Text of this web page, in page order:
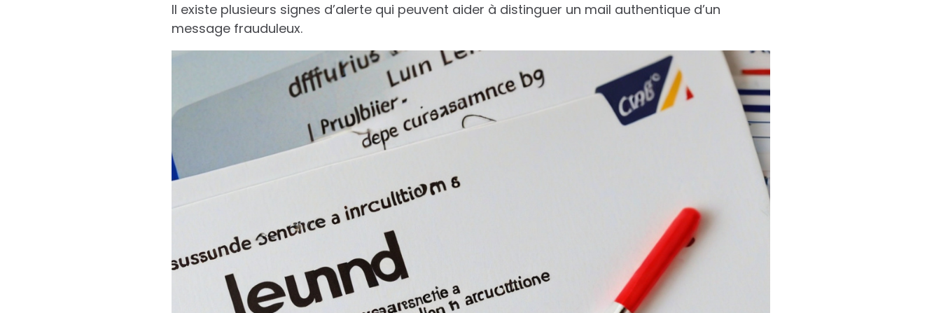
Il existe plusieurs signes d’alerte qui peuvent aider à distinguer un mail authentique d’un
message frauduleux.